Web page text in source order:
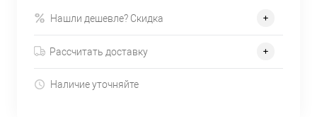
Нашли дешевле? Скидка
Рассчитать доставку
Наличие уточняйте